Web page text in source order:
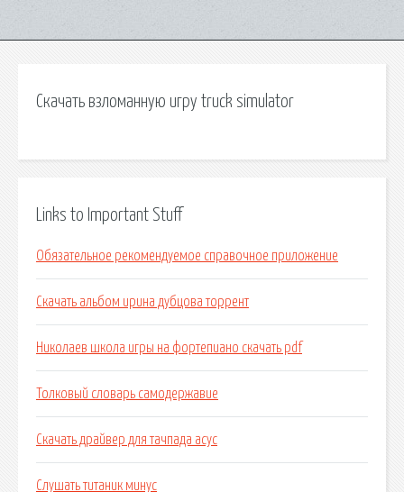
Скачать взломанную игру truck simulator
Links to Important Stuff
Обязательное рекомендуемое справочное приложение
Скачать альбом ирина дубцова торрент
Николаев школа игры на фортепиано скачать pdf
Толковый словарь самодержавие
Скачать драйвер для тачпада асус
Слушать титаник минус